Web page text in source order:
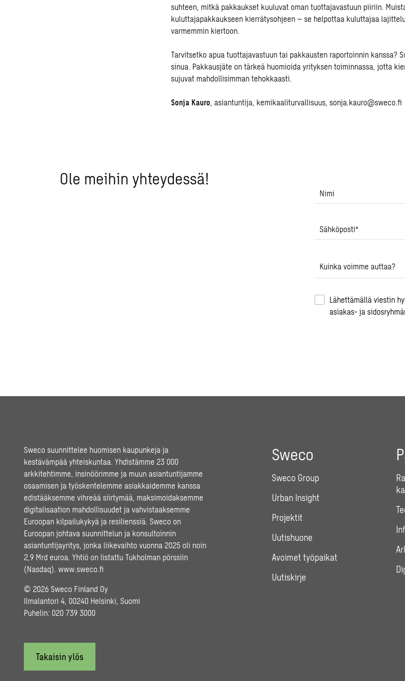
suhteen, mitkä pakkaukset kuuluvat oman tuottajavastuun piiriin.
kuluttajapakkaukseen kierrätysohjeen – se helpottaa kuluttajaa
varmemmin kiertoon.
Tarvitsetko apua tuottajavastuun tai pakkausten raportoinnin kanssa?
sinua. Pakkausjäte on tärkeä huomioida yrityksen toiminnassa, jotta
sujuvat mahdollisimman tehokkaasti.
Sonja Kauro, asiantuntija, kemikaaliturvallisuus, sonja.kauro@sweco.fi
Ole meihin yhteydessä!
Nimi
Sähköposti*
Kuinka voimme auttaa?
Lähettämällä viestin
asiakas- ja
Sweco suunnittelee huomisen kaupunkeja ja
kestävämpää yhteiskuntaa. Yhdistämme 23 000
arkkitehtimme, insinöörimme ja muun asiantuntijamme
osaamisen ja työskentelemme asiakkaidemme kanssa
edistääksemme vihreää siirtymää, maksimoidaksemme
digitalisaation mahdollisuudet ja vahvistaaksemme
Euroopan kilpailukykyä ja resilienssiä. Sweco on
Euroopan johtava suunnittelun ja konsultoinnin
asiantuntijayritys, jonka liikevaihto vuonna 2025 oli noin
2,9 Mrd euroa. Yhtiö on listattu Tukholman pörssiin
(Nasdaq). www.sweco.fi
© 2026 Sweco Finland Oy
Ilmalantori 4, 00240 Helsinki, Suomi
Puhelin: 020 739 3000
Sweco
Sweco Group
Urban Insight
Projektit
Uutishuone
Avoimet työpaikat
Uutiskirje
Takaisin ylös